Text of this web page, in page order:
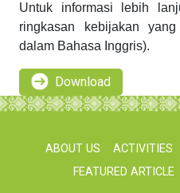
Untuk informasi lebih
ringkasan kebijakan
dalam Bahasa Inggris).
Download
ABOUT US ACTIVITIES
FEATURED ARTICLE